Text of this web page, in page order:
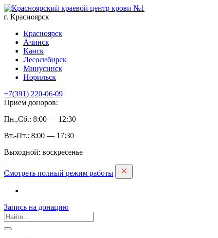
г. Красноярск
Красноярск
Ачинск
Канск
Лесосибирск
Минусинск
Норильск
+7(391) 220-06-09
Прием доноров:
Пн.,Сб.: 8:00 — 12:30
Вт.-Пт.: 8:00 — 17:30
Выходной: воскресенье
Смотреть полный режим работы
Запись на дoнацию